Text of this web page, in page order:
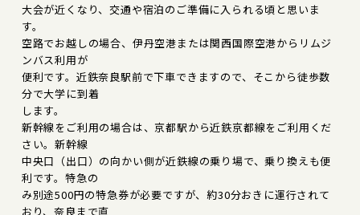
大会が近くなり、交通や宿泊のご準備に入られる頃と思いま
す。
空路でお越しの場合、伊丹空港または関西国際空港からリムジ
ンバス利用が
便利です。近鉄奈良駅前で下車できますので、そこから徒歩数
分で大学に到着
します。
新幹線をご利用の場合は、京都駅から近鉄京都線をご利用くだ
さい。新幹線
中央口（出口）の向かい側が近鉄線の乗り場で、乗り換えも便
利です。特急の
み別途500円の特急券が必要ですが、約30分おきに運行されて
おり、奈良まで直